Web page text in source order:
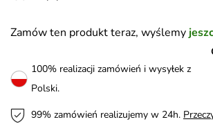
Zamów ten produkt teraz, wyślemy
100% realizacji zamówień i wysyłek z
Polski.
99% zamówień realizujemy w 24h.